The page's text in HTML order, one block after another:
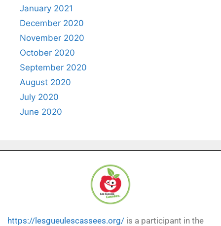
January 2021
December 2020
November 2020
October 2020
September 2020
August 2020
July 2020
June 2020
https://lesgueulescassees.org/ is a participant in the